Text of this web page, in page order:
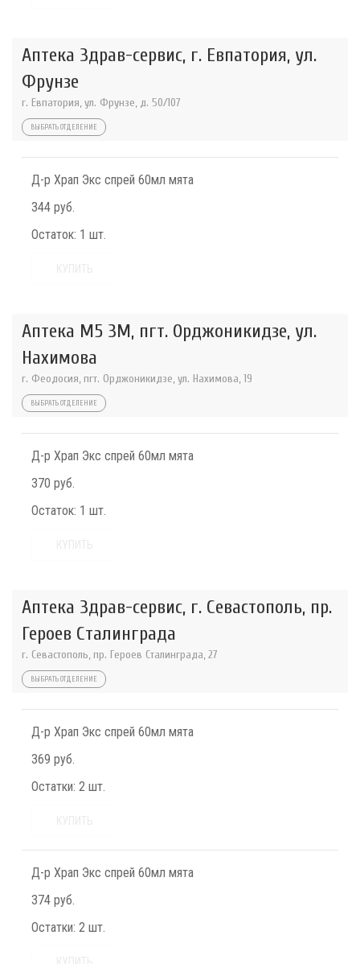
Аптека Здрав-сервис, г. Евпатория, ул.
Фрунзе
г. Евпатория, ул. Фрунзе, д. 50/107
ВЫБРАТЬ ОТДЕЛЕНИЕ
Д-р Храп Экс спрей 60мл мята
344 руб.
Остаток: 1 шт.
Аптека М5 3М, пгт. Орджоникидзе, ул.
Нахимова
г. Феодосия, пгт. Орджоникидзе, ул. Нахимова, 19
ВЫБРАТЬ ОТДЕЛЕНИЕ
Д-р Храп Экс спрей 60мл мята
370 руб.
Остаток: 1 шт.
Аптека Здрав-сервис, г. Севастополь, пр.
Героев Сталинграда
г. Севастополь, пр. Героев Сталинграда, 27
ВЫБРАТЬ ОТДЕЛЕНИЕ
Д-р Храп Экс спрей 60мл мята
369 руб.
Остатки: 2 шт.
Д-р Храп Экс спрей 60мл мята
374 руб.
Остатки: 2 шт.